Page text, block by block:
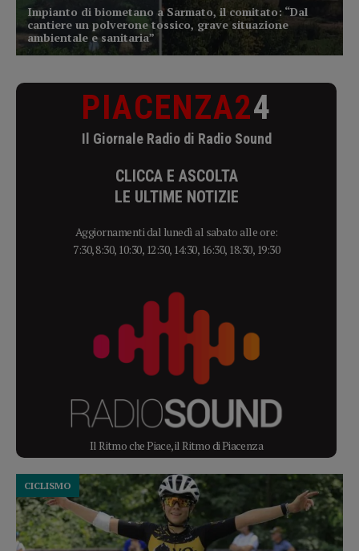
PIACENZA24
Il Giornale Radio di Radio Sound
CLICCA E ASCOLTA
LE ULTIME NOTIZIE
Aggiornamenti dal lunedì al sabato alle ore:
7:30, 8:30, 10:30, 12:30, 14:30, 16:30, 18:30, 19:30
Il Ritmo che Piace, il Ritmo di Piacenza
CICLISMO